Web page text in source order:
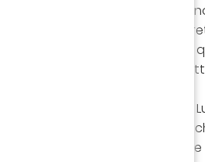
Nicolas Pallois se montre à
dont lui seul à le
une puissante demi-volée
On a tous vibré sur
les hommes de
de loin. Hernandez prend sa
déviée par Sissoko, vient battre